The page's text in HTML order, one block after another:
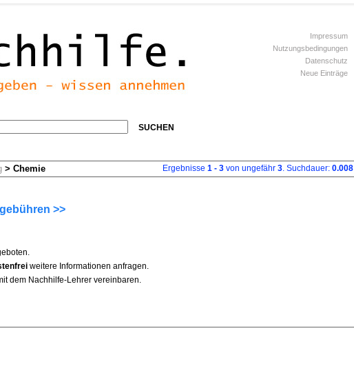
SUCHEN
Impressum
Nutzungsbedingungen
Datenschutz
Neue Einträge
> Chemie Ergebnisse 1 - 3 von ungefähr 3. Suchdauer: 0.008
>>
weitere Informationen anfragen.
dem Nachhilfe-Lehrer vereinbaren.